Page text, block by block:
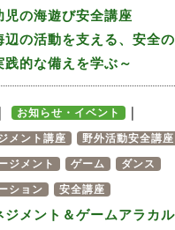
児の海遊び安全講座
辺の活動を支える、安全の
践的な備えを学ぶ～
お知らせ・イベント
メント講座 野外活動安全講座
ジメント ゲーム ダンス
ション 安全講座
ジメント＆ゲームアラカル